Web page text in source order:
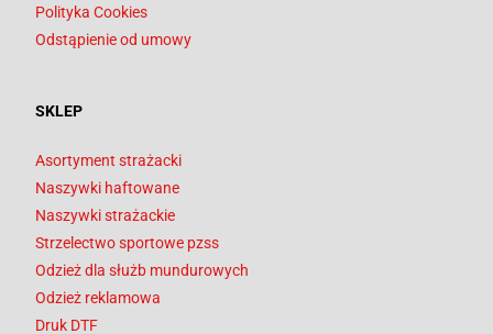
Polityka Cookies
Odstąpienie od umowy
SKLEP
Asortyment strażacki
Naszywki haftowane
Naszywki strażackie
Strzelectwo sportowe pzss
Odzież dla służb mundurowych
Odzież reklamowa
Druk DTF